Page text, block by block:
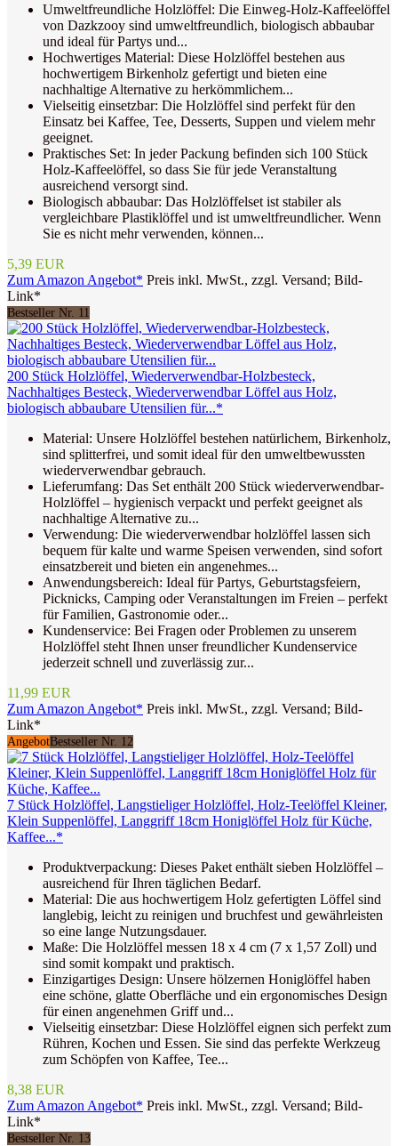
Umweltfreundliche Holzlöffel: Die Einweg-Holz-Kaffeelöffel
von Dazkzooy sind umweltfreundlich, biologisch abbaubar
und ideal für Partys und...
Hochwertiges Material: Diese Holzlöffel bestehen aus
hochwertigem Birkenholz gefertigt und bieten eine
nachhaltige Alternative zu herkömmlichem...
Vielseitig einsetzbar: Die Holzlöffel sind perfekt für den
Einsatz bei Kaffee, Tee, Desserts, Suppen und vielem mehr
geeignet.
Praktisches Set: In jeder Packung befinden sich 100 Stück
Holz-Kaffeelöffel, so dass Sie für jede Veranstaltung
ausreichend versorgt sind.
Biologisch abbaubar: Das Holzlöffelset ist stabiler als
vergleichbare Plastiklöffel und ist umweltfreundlicher. Wenn
Sie es nicht mehr verwenden, können...
5,39 EUR
Zum Amazon Angebot* Preis inkl. MwSt., zzgl. Versand; Bild-
Link*
Bestseller Nr. 11
200 Stück Holzlöffel, Wiederverwendbar-Holzbesteck,
Nachhaltiges Besteck, Wiederverwendbar Löffel aus Holz,
biologisch abbaubare Utensilien für...*
Material: Unsere Holzlöffel bestehen natürlichem, Birkenholz,
sind splitterfrei, und somit ideal für den umweltbewussten
wiederverwendbar gebrauch.
Lieferumfang: Das Set enthält 200 Stück wiederverwendbar-
Holzlöffel – hygienisch verpackt und perfekt geeignet als
nachhaltige Alternative zu...
Verwendung: Die wiederverwendbar holzlöffel lassen sich
bequem für kalte und warme Speisen verwenden, sind sofort
einsatzbereit und bieten ein angenehmes...
Anwendungsbereich: Ideal für Partys, Geburtstagsfeiern,
Picknicks, Camping oder Veranstaltungen im Freien – perfekt
für Familien, Gastronomie oder...
Kundenservice: Bei Fragen oder Problemen zu unserem
Holzlöffel steht Ihnen unser freundlicher Kundenservice
jederzeit schnell und zuverlässig zur...
11,99 EUR
Zum Amazon Angebot* Preis inkl. MwSt., zzgl. Versand; Bild-
Link*
AngebotBestseller Nr. 12
7 Stück Holzlöffel, Langstieliger Holzlöffel, Holz-Teelöffel Kleiner,
Klein Suppenlöffel, Langgriff 18cm Honiglöffel Holz für Küche,
Kaffee...*
Produktverpackung: Dieses Paket enthält sieben Holzlöffel –
ausreichend für Ihren täglichen Bedarf.
Material: Die aus hochwertigem Holz gefertigten Löffel sind
langlebig, leicht zu reinigen und bruchfest und gewährleisten
so eine lange Nutzungsdauer.
Maße: Die Holzlöffel messen 18 x 4 cm (7 x 1,57 Zoll) und
sind somit kompakt und praktisch.
Einzigartiges Design: Unsere hölzernen Honiglöffel haben
eine schöne, glatte Oberfläche und ein ergonomisches Design
für einen angenehmen Griff und...
Vielseitig einsetzbar: Diese Holzlöffel eignen sich perfekt zum
Rühren, Kochen und Essen. Sie sind das perfekte Werkzeug
zum Schöpfen von Kaffee, Tee...
8,38 EUR
Zum Amazon Angebot* Preis inkl. MwSt., zzgl. Versand; Bild-
Link*
Bestseller Nr. 13